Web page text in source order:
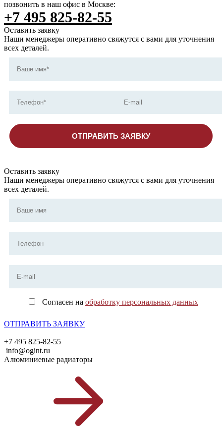
позвонить в наш офис в Москве:
+7 495 825-82-55
Оставить заявку
Наши менеджеры оперативно свяжутся с вами для уточнения
всех деталей.
ОТПРАВИТЬ ЗАЯВКУ
Оставить заявку
Наши менеджеры оперативно свяжутся с вами для уточнения
всех деталей.
Согласен на обработку персональных данных
ОТПРАВИТЬ ЗАЯВКУ
+7 495 825-82-55
info@ogint.ru
Алюминиевые радиаторы